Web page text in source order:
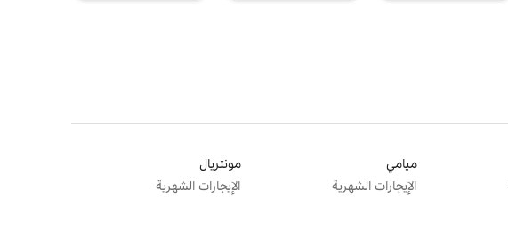
ميامي
الإيجارات الشهرية
مونتريال
الإيجارات الشهرية